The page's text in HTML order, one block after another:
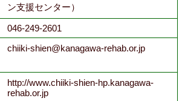
ン支援センター）
046-249-2601
chiiki-shien@kanagawa-rehab.or.jp
http://www.chiiki-shien-hp.kanagawa-
rehab.or.jp